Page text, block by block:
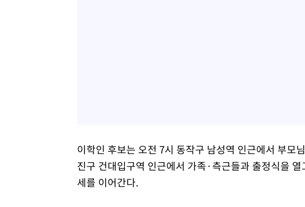
이학인 후보는 오전 7시 동작구 남성역 인근에서 부모
진구 건대입구역 인근에서 가족·측근들과 출정식을
세를 이어간다.